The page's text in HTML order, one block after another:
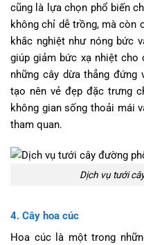
cũng là lựa chọn phổ biến
không chỉ dễ trồng, mà còn
khắc nghiệt như nóng bức
giúp giảm bức xạ nhiệt cho
những cây dừa thẳng
tạo nên vẻ đẹp đặc trưng
không gian sống thoải mái
tham quan.
Dịch vụ tưới
4. Cây hoa cúc
Hoa cúc là một trong